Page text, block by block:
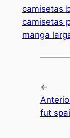
camisetas
camisetas
manga
←
fut